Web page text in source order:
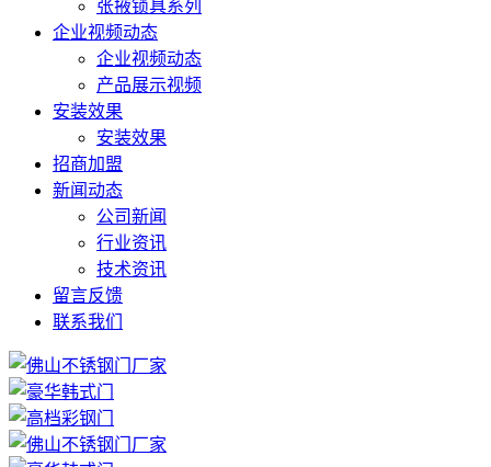
张掖锁具系列
企业视频动态
企业视频动态
产品展示视频
安装效果
安装效果
招商加盟
新闻动态
公司新闻
行业资讯
技术资讯
留言反馈
联系我们